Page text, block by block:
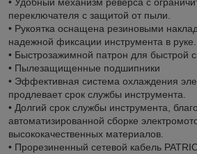
переключателя с защитой от пыли.
• Рукоятка оснащена резиновыми
надежной фиксации инструмента в руке.
• Быстрозажимной патрон для быстрой
• Пылезащищенные подшипники
• Эффективная система охлаждения
продлевает срок службы инструмента.
• Долгий срок службы инструмента,
автоматизированной сборке
высококачественных материалов.
• Прорезиненный сетевой кабель